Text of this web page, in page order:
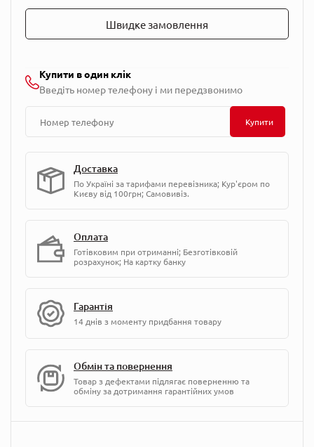
Швидке замовлення
Купити в один клік
Введіть номер телефону і ми передзвонимо
Купити
Доставка
По Україні за тарифами перевізника; Кур'єром по
Києву від 100грн; Самовивіз.
Оплата
Готівковим при отриманні; Безготівковій
розрахунок; На картку банку
Гарантія
14 днів з моменту придбання товару
Обмін та повернення
Товар з дефектами підлягає поверненню та
обміну за дотримання гарантійних умов